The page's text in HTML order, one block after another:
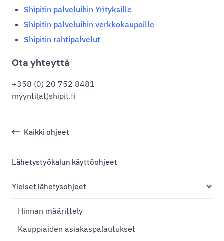
Kaikki ohjeet
Lähetystyökalun käyttöohjeet
Yleiset lähetysohjeet
Hinnan määrittely
Kauppiaiden asiakaspalautukset
Shipitin palveluihin Yrityksille
Shipitin palveluihin verkkokaupoille
Shipitin rahtipalvelut
Ota yhteyttä
+358 (0) 20 752 8481
myynti(at)shipit.fi